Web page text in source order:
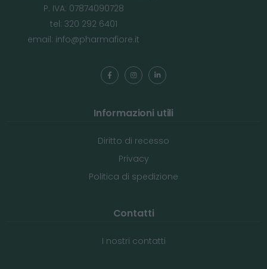
P. IVA: 07874090728
tel: 320 292 6401
email: info@pharmafiore.it
Informazioni utili
Diritto di recesso
Privacy
Politica di spedizione
Contatti
I nostri contatti